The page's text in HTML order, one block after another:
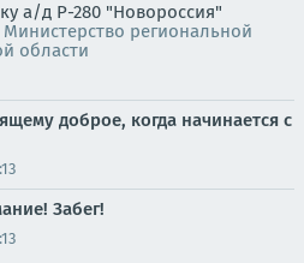
а/д Р-280 "Новороссия"
Министерство региональной
области
доброе, когда начинается с
Забег!